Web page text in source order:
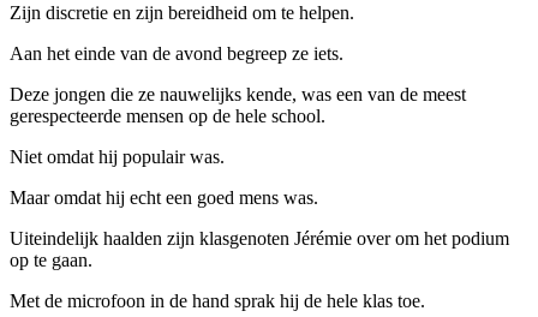
Zijn discretie en zijn bereidheid om te helpen.
Aan het einde van de avond begreep ze iets.
Deze jongen die ze nauwelijks kende, was een van de meest
gerespecteerde mensen op de hele school.
Niet omdat hij populair was.
Maar omdat hij echt een goed mens was.
Uiteindelijk haalden zijn klasgenoten Jérémie over om het podium
op te gaan.
Met de microfoon in de hand sprak hij de hele klas toe.